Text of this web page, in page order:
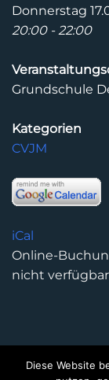
Donnerstag
20:00 - 22:00
Grundschule
Kategorien
CVJM
iCal
Online-
nicht
Diese Website